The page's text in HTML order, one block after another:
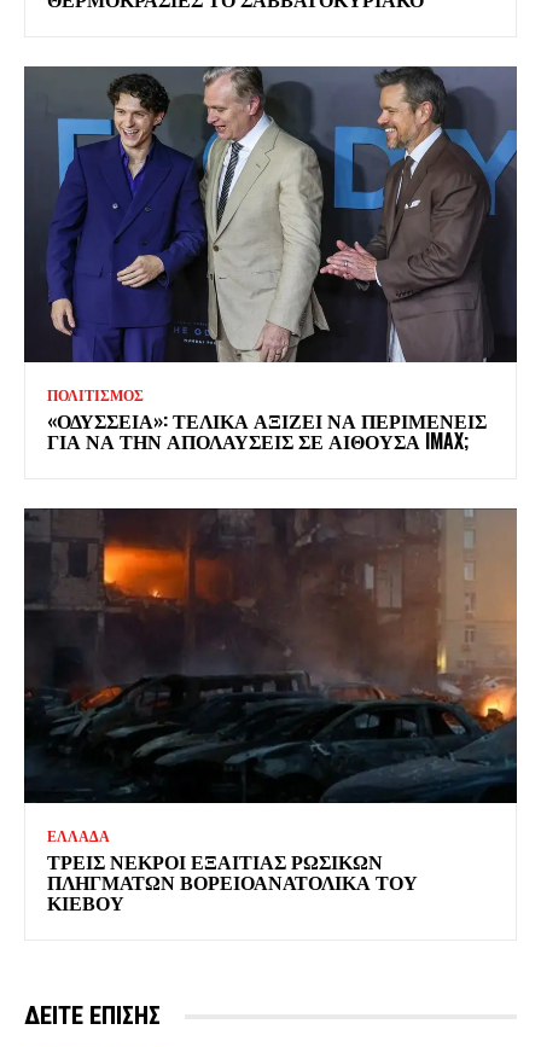
ΠΟΛΙΤΙΣΜΟΣ
«ΟΔΥΣΣΕΙΑ»: ΤΕΛΙΚΑ ΑΞΙΖΕΙ ΝΑ ΠΕΡΙΜΕΝΕΙΣ
ΓΙΑ ΝΑ ΤΗΝ ΑΠΟΛΑΥΣΕΙΣ ΣΕ ΑΙΘΟΥΣΑ IMAX;
ΕΛΛΑΔΑ
ΤΡΕΙΣ ΝΕΚΡΟΙ ΕΞΑΙΤΙΑΣ ΡΩΣΙΚΩΝ
ΠΛΗΓΜΑΤΩΝ ΒΟΡΕΙΟΑΝΑΤΟΛΙΚΑ ΤΟΥ
ΚΙΕΒΟΥ
ΔΕΙΤΕ ΕΠΙΣΗΣ